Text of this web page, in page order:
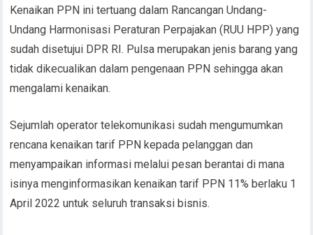
Kenaikan PPN ini tertuang dalam Rancangan Undang-
Undang Harmonisasi Peraturan Perpajakan (RUU HPP) yang
sudah disetujui DPR RI. Pulsa merupakan jenis barang yang
tidak dikecualikan dalam pengenaan PPN sehingga akan
mengalami kenaikan.
Sejumlah operator telekomunikasi sudah mengumumkan
rencana kenaikan tarif PPN kepada pelanggan dan
menyampaikan informasi melalui pesan berantai di mana
isinya menginformasikan kenaikan tarif PPN 11% berlaku 1
April 2022 untuk seluruh transaksi bisnis.